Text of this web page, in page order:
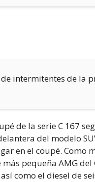
intermitentes de la
de la serie C 167
del modelo
en el coupé. Como
pequeña AMG
como el diesel de